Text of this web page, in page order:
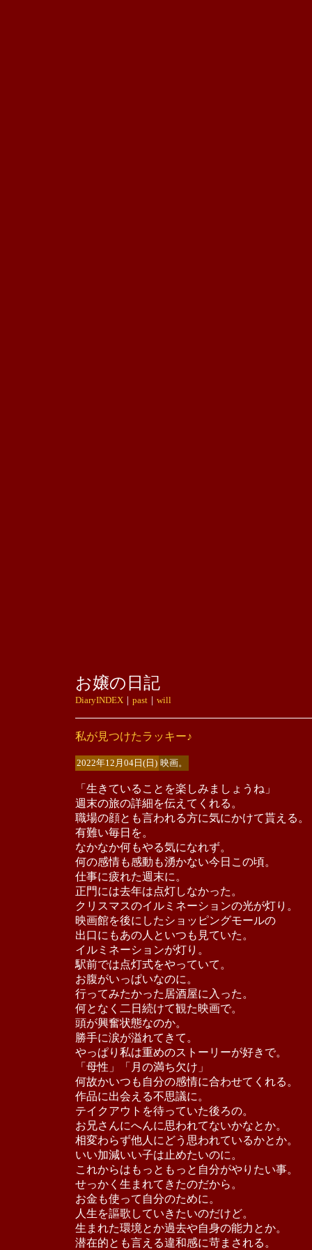
お嬢の日記
DiaryINDEX｜ past｜ will
私が見つけたラッキー♪
2022年12月04日(日) 映画。
「生きていることを楽しみましょうね」
週末の旅の詳細を伝えてくれる。
職場の顔とも言われる方に気にかけて貰える。
有難い毎日を。
なかなか何もやる気になれず。
何の感情も感動も湧かない今日この頃。
仕事に疲れた週末に。
正門には去年は点灯しなかった。
クリスマスのイルミネーションの光が灯り。
映画館を後にしたショッピングモールの
出口にもあの人といつも見ていた。
イルミネーションが灯り。
駅前では点灯式をやっていて。
お腹がいっぱいなのに。
行ってみたかった居酒屋に入った。
何となく二日続けて観た映画で。
頭が興奮状態なのか。
勝手に涙が溢れてきて。
やっぱり私は重めのストーリーが好きで。
「母性」「月の満ち欠け」
何故かいつも自分の感情に合わせてくれる。
作品に出会える不思議に。
テイクアウトを待っていた後ろの。
お兄さんにへんに思われてないかなとか。
相変わらず他人にどう思われているかとか。
いい加減いい子は止めたいのに。
これからはもっともっと自分がやりたい事。
せっかく生まれてきたのだから。
お金も使って自分のために。
人生を謳歌していきたいのだけど。
生まれた環境とか過去や自身の能力とか。
潜在的とも言える違和感に苛まされる。